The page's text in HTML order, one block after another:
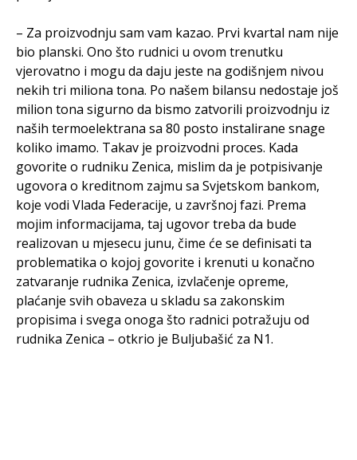
– Za proizvodnju sam vam kazao. Prvi kvartal nam nije
bio planski. Ono što rudnici u ovom trenutku
vjerovatno i mogu da daju jeste na godišnjem nivou
nekih tri miliona tona. Po našem bilansu nedostaje još
milion tona sigurno da bismo zatvorili proizvodnju iz
naših termoelektrana sa 80 posto instalirane snage
koliko imamo. Takav je proizvodni proces. Kada
govorite o rudniku Zenica, mislim da je potpisivanje
ugovora o kreditnom zajmu sa Svjetskom bankom,
koje vodi Vlada Federacije, u završnoj fazi. Prema
mojim informacijama, taj ugovor treba da bude
realizovan u mjesecu junu, čime će se definisati ta
problematika o kojoj govorite i krenuti u konačno
zatvaranje rudnika Zenica, izvlačenje opreme,
plaćanje svih obaveza u skladu sa zakonskim
propisima i svega onoga što radnici potražuju od
rudnika Zenica – otkrio je Buljubašić za N1.